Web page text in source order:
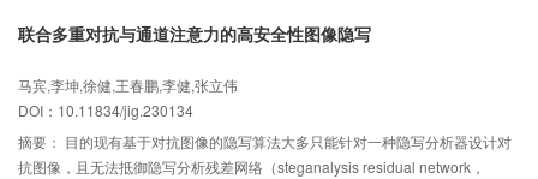
像，增加了该数据集的辨别难度；最终建立了一个包含116 400幅图像的感知哈
杂，不相似图像也更加难以辨别，使得在该数据集上训练得到的深度神经网络
具有较好的泛化能力，即这些神经网络即使不进行重新训练或是微调，也可以
在其他数据集上取得较好的认证性能。同时，在该数据集上训练得到的神经网
络在不同数据集上性能差别较小，体现了本文数据集具有较好的稳定性。结论
联合多重对抗与通道注意力的高安全性图像隐写
马宾,李坤,徐健,王春鹏,李健,张立伟
DOI：10.11834/jig.230134
摘要： 目的现有基于对抗图像的隐写算法大多只能针对一种隐写分析器设计对
抗图像，且无法抵御隐写分析残差网络（steganalysis residual network，